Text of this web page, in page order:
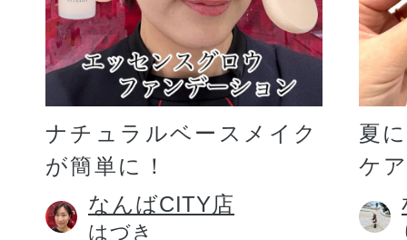
ご利用ガイド
よくあるご質問
ナチュラルベースメイク
が簡単に！
なんばCITY店
はづき
夏
ケ